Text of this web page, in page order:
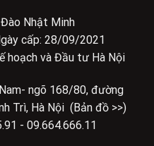
Nhật Minh
cấp: 28/09/2021
hoạch và Đầu tư Hà Nội
ngõ 168/80, đường
Trì, Hà Nội (Bản đồ >>)
- 09.664.666.11